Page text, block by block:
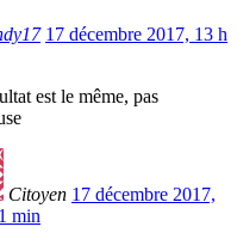
17 décembre 2017, 13 h
est le même, pas
Citoyen 17 décembre 2017,
min